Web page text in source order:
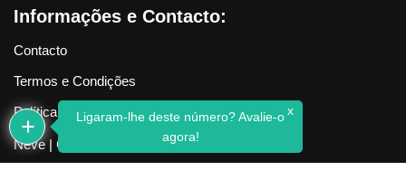
Informações e Contacto:
Contacto
Termos e Condições
Política de Privacidade
Neve| Criado com WordPress
Ligaram-lhe deste número? Avalie-o
agora!
x